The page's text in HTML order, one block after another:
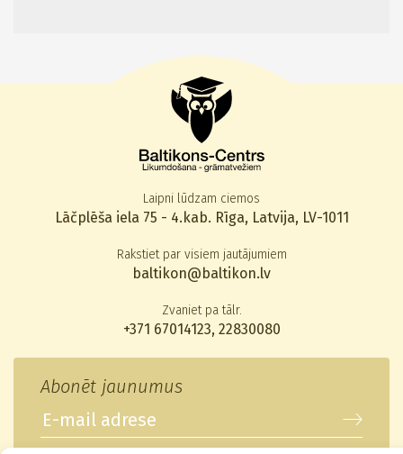
Laipni lūdzam ciemos
Lāčplēša iela 75 - 4.kab. Rīga, Latvija, LV-1011
Rakstiet par visiem jautājumiem
baltikon@baltikon.lv
Zvaniet pa tālr.
+371 67014123, 22830080
Abonēt jaunumus